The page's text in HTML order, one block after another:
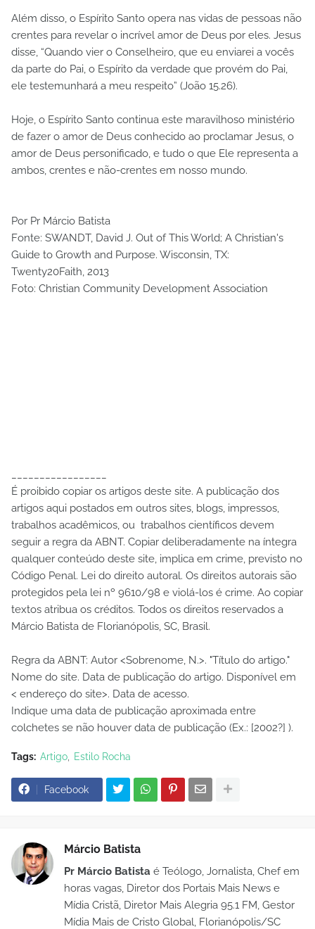
Além disso, o Espírito Santo opera nas vidas de pessoas não
crentes para revelar o incrível amor de Deus por eles. Jesus
disse, “Quando vier o Conselheiro, que eu enviarei a vocês
da parte do Pai, o Espírito da verdade que provém do Pai,
ele testemunhará a meu respeito” (João 15.26).
Hoje, o Espírito Santo continua este maravilhoso ministério
de fazer o amor de Deus conhecido ao proclamar Jesus, o
amor de Deus personificado, e tudo o que Ele representa a
ambos, crentes e não-crentes em nosso mundo.
Por Pr Márcio Batista
Fonte: SWANDT, David J. Out of This World; A Christian's
Guide to Growth and Purpose. Wisconsin, TX:
Twenty20Faith, 2013
Foto: Christian Community Development Association
É proibido copiar os artigos deste site. A publicação dos
artigos aqui postados em outros sites, blogs, impressos,
trabalhos acadêmicos, ou trabalhos científicos devem
seguir a regra da ABNT. Copiar deliberadamente na íntegra
qualquer conteúdo deste site, implica em crime, previsto no
Código Penal. Lei do direito autoral. Os direitos autorais são
protegidos pela lei nº 9610/98 e violá-los é crime. Ao copiar
textos atribua os créditos. Todos os direitos reservados a
Márcio Batista de Florianópolis, SC, Brasil.
Regra da ABNT: Autor <Sobrenome, N.>. "Título do artigo."
Nome do site. Data de publicação do artigo. Disponível em
< endereço do site>. Data de acesso.
Indique uma data de publicação aproximada entre
colchetes se não houver data de publicação (Ex.: [2002?] ).
Tags: Artigo Estilo Rocha
Facebook
Márcio Batista
Pr Márcio Batista é Teólogo, Jornalista, Chef em
horas vagas, Diretor dos Portais Mais News e
Mídia Cristã, Diretor Mais Alegria 95.1 FM, Gestor
Mídia Mais de Cristo Global, Florianópolis/SC